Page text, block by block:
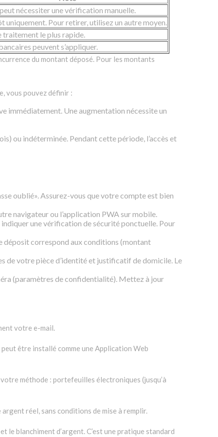
nécessiter une vérification manuelle.
uniquement. Pour retirer, utilisez un autre moyen.
traitement le plus rapide.
peuvent s’appliquer.
du montant déposé. Pour les montants
vous pouvez définir :
immédiatement. Une augmentation nécessite un
ou indéterminée. Pendant cette période, l’accès et
oublié». Assurez-vous que votre compte est bien
navigateur ou l’application PWA sur mobile.
une vérification de sécurité ponctuelle. Pour
déposit correspond aux conditions (montant
de votre pièce d’identité et justificatif de domicile. Le
(paramètres de confidentialité). Mettez à jour
votre e-mail.
être installé comme une Application Web
méthode : portefeuilles électroniques (jusqu’à
réel, sans conditions de mise à remplir.
blanchiment d’argent. C’est une pratique standard